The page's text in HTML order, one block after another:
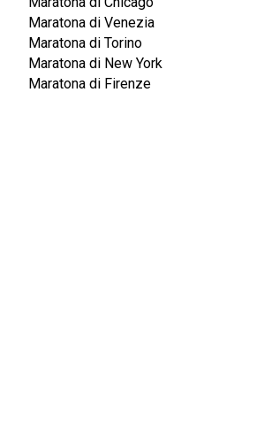
Maratona di Venezia
Maratona di Torino
Maratona di New York
Maratona di Firenze